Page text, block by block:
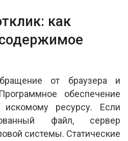
как
от браузера и
обеспечение
искомому ресурсу. Если
файл, сервер
системы. Статические